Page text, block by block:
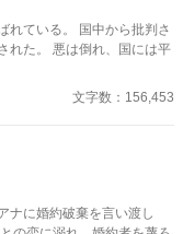
れている。 国中から批判さ
れた。 悪は倒れ、国には平
文字数：156,453
ナに婚約破棄を言い渡し